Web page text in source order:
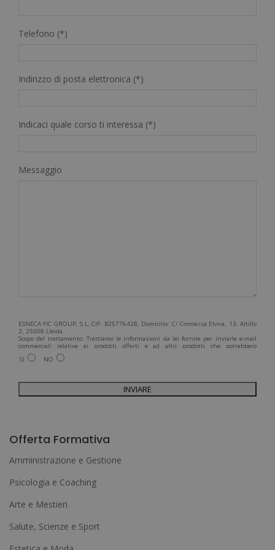
Telefono (*)
Indirizzo di posta elettronica (*)
Indicaci quale corso ti interessa (*)
Messaggio
ESNECA FIC GROUP, S.L, CIF: B25776428, Domicilio: C/ Comtessa Elvira, 13, Altillo
2, 25008 Lleida.
Scopo del trattamento: Trattiamo le informazioni da lei fornite per inviarle e-mail
commerciali relative ai prodotti offerti e ad altri prodotti che potrebbero
interessarla. Legittimazione del trattamento: Consenso dell'interessato. Diritti:
Può esercitare i suoi diritti identificandosi sufficientemente e contattandoci
ricevere informazioni commerciali (per telefono e/o via e-mail):
SI NO
l
r
n
a
Offerta Formativa
Amministrazione e Gestione
Psicologia e Coaching
Arte e Mestieri
Salute, Scienze e Sport